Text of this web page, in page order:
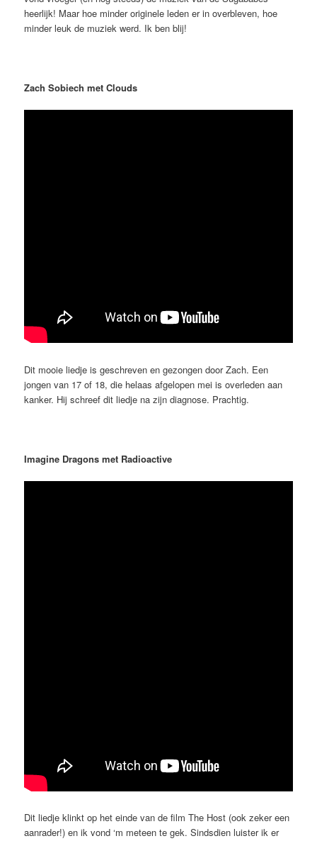
heerlijk! Maar hoe minder originele leden er in overbleven, hoe
minder leuk de muziek werd. Ik ben blij!
Zach Sobiech met Clouds
Dit mooie liedje is geschreven en gezongen door Zach. Een
jongen van 17 of 18, die helaas afgelopen mei is overleden aan
kanker. Hij schreef dit liedje na zijn diagnose. Prachtig.
Imagine Dragons met Radioactive
Dit liedje klinkt op het einde van de film The Host (ook zeker een
aanrader!) en ik vond ‘m meteen te gek. Sindsdien luister ik er